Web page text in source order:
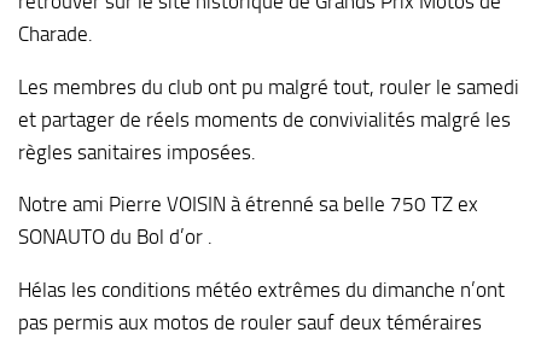
Charade.
Les membres du club ont pu malgré tout, rouler le samedi
et partager de réels moments de convivialités malgré les
règles sanitaires imposées.
Notre ami Pierre VOISIN à étrenné sa belle 750 TZ ex
SONAUTO du Bol d’or .
Hélas les conditions météo extrêmes du dimanche n’ont
pas permis aux motos de rouler sauf deux téméraires